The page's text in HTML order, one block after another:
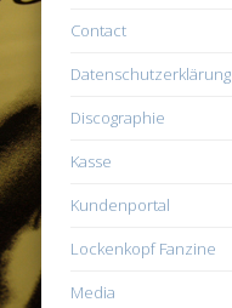
Contact
Datenschutzerklärung
Discographie
Kasse
Kundenportal
Lockenkopf Fanzine
Media